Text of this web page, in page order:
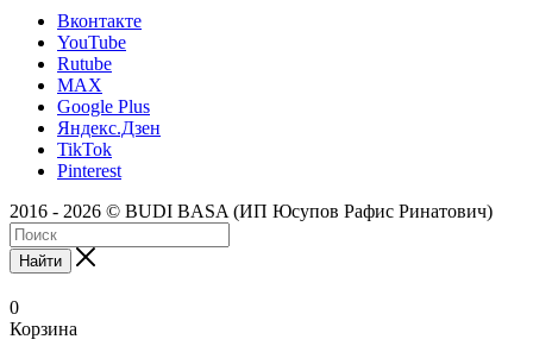
Вконтакте
YouTube
Rutube
MAX
Google Plus
Яндекс.Дзен
TikTok
Pinterest
2016 - 2026 © BUDI BASA (ИП Юсупов Рафис Ринатович)
Найти
0
Корзина